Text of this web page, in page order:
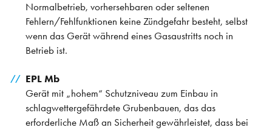
Normalbetrieb, vorhersehbaren oder seltenen
Fehlern/Fehlfunktionen keine Zündgefahr besteht, selbst
wenn das Gerät während eines Gasaustritts noch in
Betrieb ist.
EPL Mb
Gerät mit „hohem“ Schutzniveau zum Einbau in
schlagwettergefährdete Grubenbauen, das das
erforderliche Maß an Sicherheit gewährleistet, dass bei